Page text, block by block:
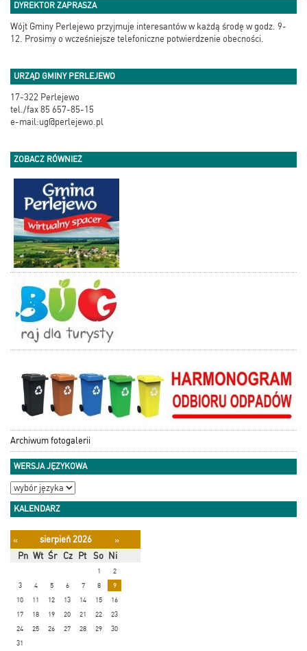
DYREKTOR ZAPRASZA
Wójt Gminy Perlejewo przyjmuje interesantów w każdą środę w godz. 9-
12. Prosimy o wcześniejsze telefoniczne potwierdzenie obecności.
URZĄD GMINY PERLEJEWO
17-322 Perlejewo
tel./fax 85 657-85-15
e-mail:ug@perlejewo.pl
ZOBACZ RÓWNIEŻ
Archiwum fotogalerii
WERSJA JĘZYKOWA
KALENDARZ
« sierpień 2026
»
Pn Wt Śr Cz Pt So Ni
1
2
3
4 5 6 7 8
9
10
11 12 13 14 15
16
17
18 19 20 21 22
23
24
25 26 27 28 29
30
31